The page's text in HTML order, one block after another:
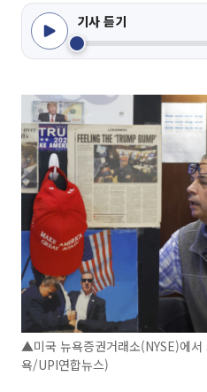
기사 듣기
▲미국 뉴욕증권거래소(NYSE)에
욕/UPI연합뉴스)